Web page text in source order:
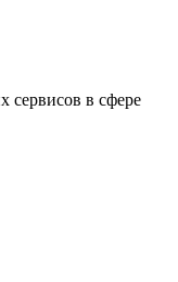
сервисов в сфере